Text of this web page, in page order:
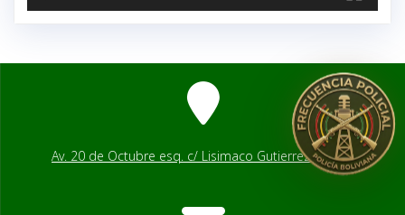
Av. 20 de Octubre esq. c/ Lisimaco Gutierrez # 2541